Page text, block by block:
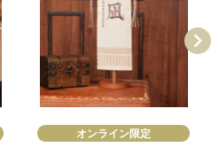
オンライン限定